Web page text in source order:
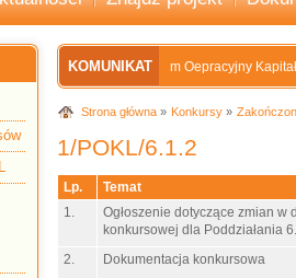
KOMUNIKAT
Program Oepracyjny Kapitał
Strona główna Konkursy
1/POKL/6.1.2
Lp.
Temat
1.
Ogłoszenie dotyczące zmian w
konkursowej dla Poddziałania
2. Dokumentacja konkursowa